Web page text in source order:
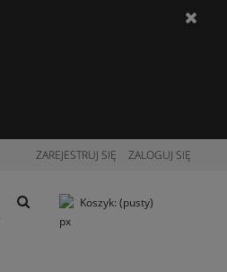
ZAREJESTRUJ SIĘ ZALOGUJ SIĘ
Koszyk: (pusty)